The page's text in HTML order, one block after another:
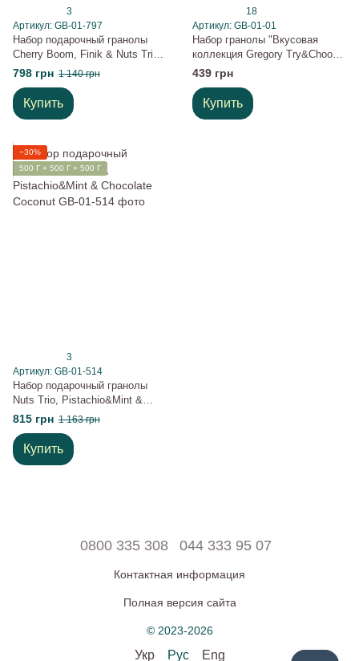
3
Артикул: GB-01-797
Набор подарочный гранолы
Cherry Boom, Finik & Nuts Trio
Gregory Mill
798 грн 1 140 грн
Купить
18
Артикул: GB-01-01
Набор гранолы "Вкусовая
коллекция Gregory Try&Choose
10" 500 г
439 грн
Купить
−30%
500 Г + 500 Г + 500 Г
3
Артикул: GB-01-514
Набор подарочный гранолы
Nuts Trio, Pistachio&Mint &
Chocolate Coconut
815 грн 1 163 грн
Купить
0800 335 308 044 333 95 07
Контактная информация
Полная версия сайта
© 2023-2026
Укр Рус Eng